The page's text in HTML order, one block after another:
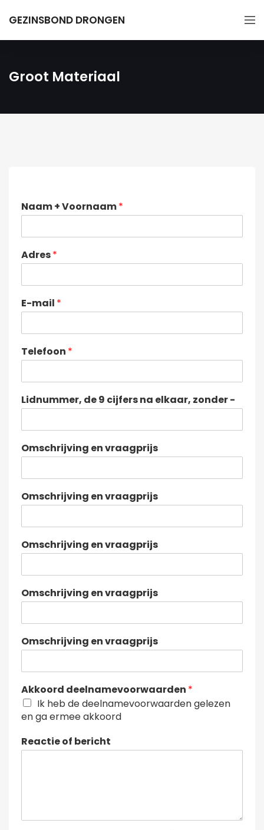
GEZINSBOND DRONGEN
Groot Materiaal
Naam + Voornaam*
Adres*
E-mail *
Telefoon *
Lidnummer, de 9 cijfers na elkaar, zonder -
Omschrijving en vraagprijs
Omschrijving en vraagprijs
Omschrijving en vraagprijs
Omschrijving en vraagprijs
Omschrijving en vraagprijs
Akkoord deelnamevoorwaarden *
Ik heb de deelnamevoorwaarden gelezen
en ga ermee akkoord
Reactie of bericht